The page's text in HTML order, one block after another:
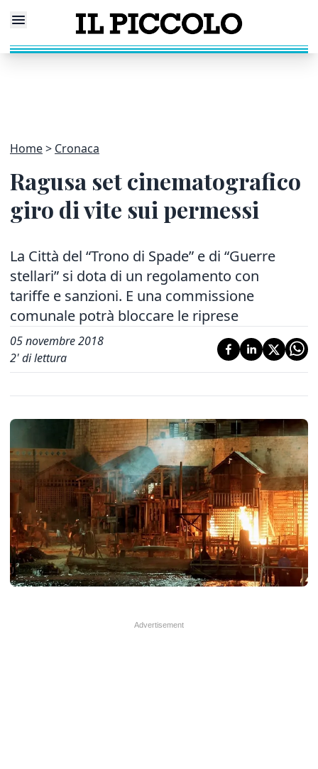
Home Cronaca
Ragusa set cinematografico
giro di vite sui permessi
La Città del “Trono di Spade” e di “Guerre
stellari” si dota di un regolamento con
tariffe e sanzioni. E una commissione
comunale potrà bloccare le riprese
05 novembre 2018
2' di lettura